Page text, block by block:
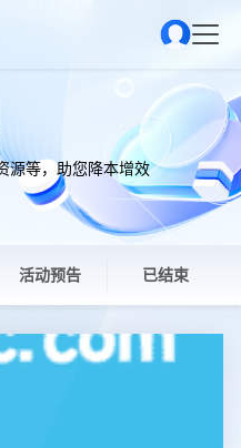
源等，助您降本增效
活动预告 已结束